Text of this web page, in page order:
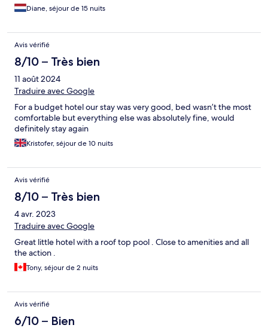
Diane, séjour de 15 nuits
Avis vérifié
8/10 – Très bien
11 août 2024
Traduire avec Google
For a budget hotel our stay was very good, bed wasn’t the most
comfortable but everything else was absolutely fine, would
definitely stay again
Kristofer, séjour de 10 nuits
Avis vérifié
8/10 – Très bien
4 avr. 2023
Traduire avec Google
Great little hotel with a roof top pool . Close to amenities and all
the action .
Tony, séjour de 2 nuits
Avis vérifié
6/10 – Bien